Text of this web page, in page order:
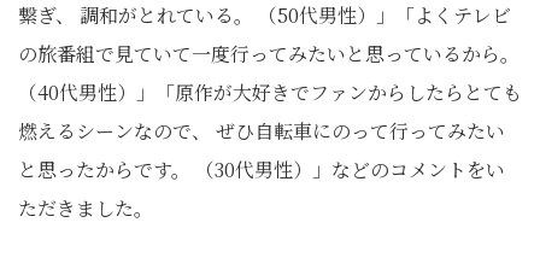
繋ぎ、 調和がとれている。 （50代男性）」「よくテレビ
の旅番組で見ていて一度行ってみたいと思っているから。
（40代男性）」「原作が大好きでファンからしたらとても
燃えるシーンなので、 ぜひ自転車にのって行ってみたい
と思ったからです。 （30代男性）」などのコメントをい
ただきました。